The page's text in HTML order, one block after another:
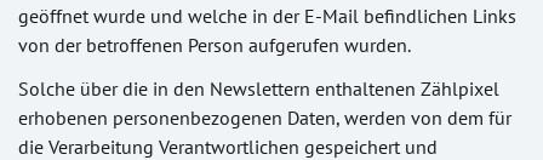
geöffnet wurde und welche in der E-Mail befindlichen Links
von der betroffenen Person aufgerufen wurden.
Solche über die in den Newslettern enthaltenen Zählpixel
erhobenen personenbezogenen Daten, werden von dem für
die Verarbeitung Verantwortlichen gespeichert und